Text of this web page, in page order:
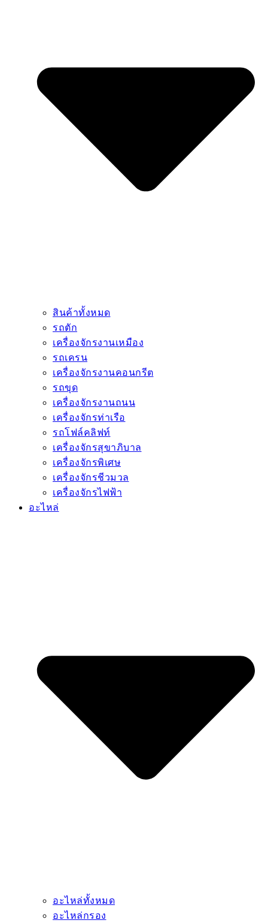
สินค้าทั้งหมด
รถตัก
เครื่องจักรงานเหมือง
รถเครน
เครื่องจักรงานคอนกรีต
รถขุด
เครื่องจักรงานถนน
เครื่องจักรท่าเรือ
รถโฟล์คลิฟท์
เครื่องจักรสุขาภิบาล
เครื่องจักรพิเศษ
เครื่องจักรชีวมวล
เครื่องจักรไฟฟ้า
อะไหล่
อะไหล่ทั้งหมด
อะไหล่กรอง